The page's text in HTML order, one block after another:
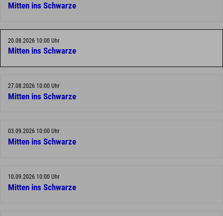
Mitten ins Schwarze
20.08.2026 10:00 Uhr
Mitten ins Schwarze
27.08.2026 10:00 Uhr
Mitten ins Schwarze
03.09.2026 10:00 Uhr
Mitten ins Schwarze
10.09.2026 10:00 Uhr
Mitten ins Schwarze